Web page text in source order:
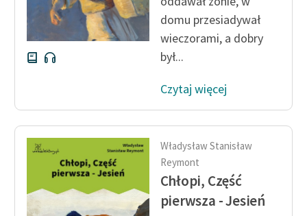
domu przesiadywał
wieczorami, a dobry
był...
Czytaj więcej
Władysław Stanisław
Reymont
Chłopi, Część
pierwsza - Jesień